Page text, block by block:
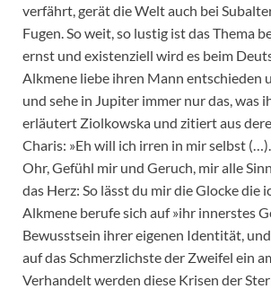
verfährt, gerät die Welt auch bei
Fugen. So weit, so lustig ist das Thema
ernst und existenziell wird es beim
Alkmene liebe ihren Mann entschieden
und sehe in Jupiter immer nur das, was
erläutert Ziolkowska und zitiert aus
Charis: »Eh will ich irren in mir selbst
Ohr, Gefühl mir und Geruch, mir alle
das Herz: So lässt du mir die Glocke die
Alkmene berufe sich auf »ihr innerstes
Bewusstsein ihrer eigenen Identität,
auf das Schmerzlichste der Zweifel ein
Verhandelt werden diese Krisen der